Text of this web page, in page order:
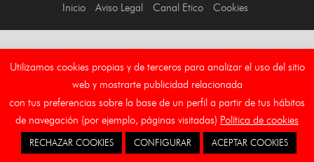
Inicio
Aviso Legal Canal Etico Cookies
Utilizamos cookies propias y de terceros para analizar el uso del sitio
web y mostrarte publicidad relacionada
con tus preferencias sobre la base de un perfil a partir de tus hábitos
de navegación (por ejemplo, páginas visitadas) Política de cookies
RECHAZAR COOKIES CONFIGURAR ACEPTAR COOKIES